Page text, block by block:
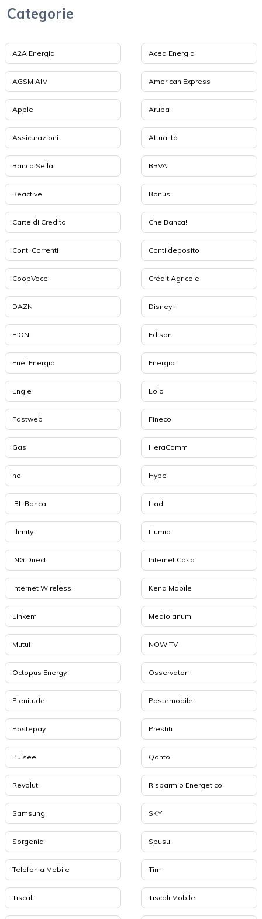
Categorie
A2A Energia Acea Energia
AGSM AIM American Express
Apple Aruba
Assicurazioni Attualità
Banca Sella BBVA
Beactive Bonus
Carte di Credito Che Banca!
Conti Correnti Conti deposito
CoopVoce Crédit Agricole
DAZN Disney+
E.ON Edison
Enel Energia Energia
Engie Eolo
Fastweb Fineco
Gas HeraComm
ho. Hype
IBL Banca Iliad
Illimity Illumia
ING Direct Internet Casa
Internet Wireless Kena Mobile
Linkem Mediolanum
Mutui NOW TV
Octopus Energy Osservatori
Plenitude Postemobile
Postepay Prestiti
Pulsee Qonto
Revolut Risparmio Energetico
Samsung SKY
Sorgenia Spusu
Telefonia Mobile Tim
Tiscali Tiscali Mobile